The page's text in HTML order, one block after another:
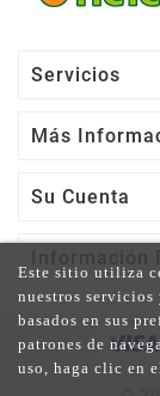
Servicios
Más
Su Cuenta
Este sitio utiliza
nuestros
basados en sus
patrones de
uso, haga clic en